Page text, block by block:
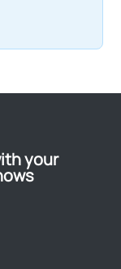
your